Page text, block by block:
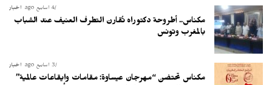
أخبار 4 أسابيع ago
مكناس.. أطروحة دكتوراه تُقارن التطرف العنيف عند الشباب
بالمغرب وتونس
أخبار 3 أسابيع ago
مكناس تحتضن “مهرجان عيساوة: مقامات وإيقاعات عالمية”